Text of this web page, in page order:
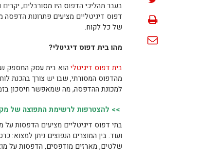
בעבר תהליכי הדפוס היו מסורבלים,
דפוס דיגיטליים מציעים פתרונות הדפסה
של כל לקוח.
מהו בית דפוס דיגיטלי?
בית דפוס דיגיטלי הוא בית עסק המספק
מהדפוס המסורתי, שבו יש צורך בהכנת
למכונת ההדפסה, מה שמאפשר חיסכון
>> להצטרפות לרשימת התפוצה של
בתי דפוס דיגיטליים מציעים הדפסות על
ועוד. בין המוצרים הנפוצים ניתן למצוא:
שלטים, מארזים מודפסים, הדפסות על